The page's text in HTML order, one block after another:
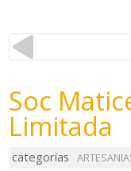
Soc
Limitada
categorías